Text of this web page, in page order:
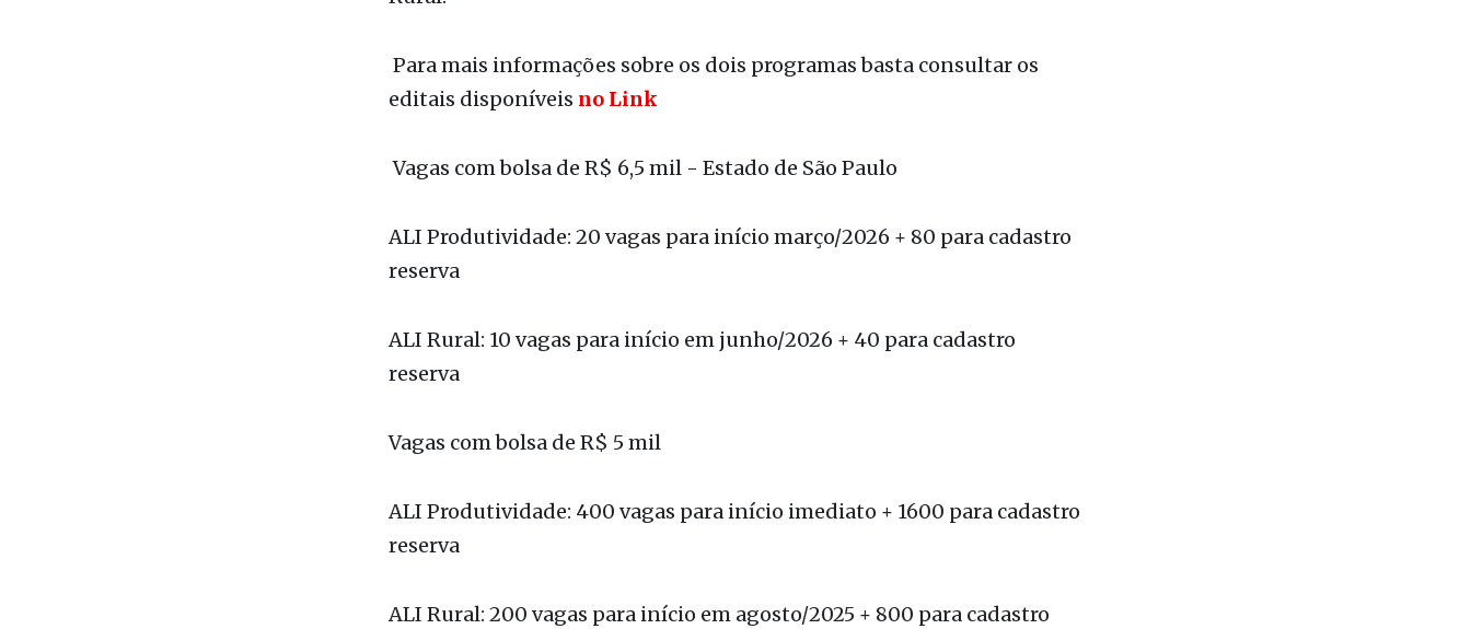
Vagas com bolsa de R$ 6,5 mil - Estado de São Paulo
ALI Produtividade: 20 vagas para início março/2026 + 80 para cadastro
ALI Rural: 10 vagas para início em junho/2026 + 40 para cadastro
Vagas com bolsa de R$ 5 mil
ALI Produtividade: 400 vagas para início imediato + 1600 para cadastro
ALI Rural: 200 vagas para início em agosto/2025 + 800 para cadastro